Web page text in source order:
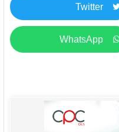
Twitter
WhatsApp